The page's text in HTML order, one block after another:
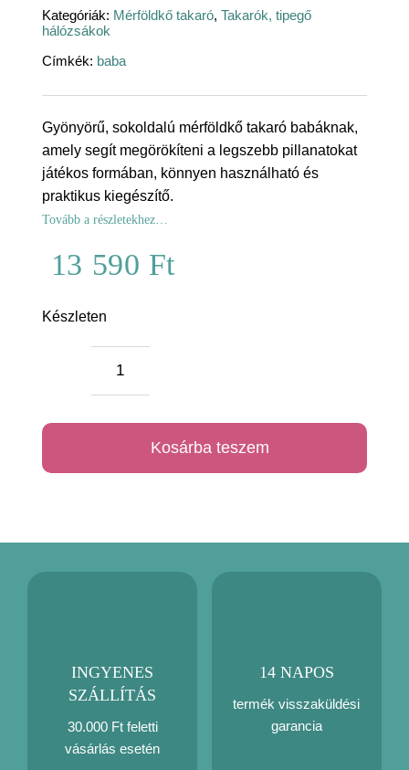
Kategóriák: Mérföldkő takaró, Takarók, tipegő
hálózsákok
Címkék: baba
Gyönyörű, sokoldalú mérföldkő takaró babáknak,
amely segít megörökíteni a legszebb pillanatokat
játékos formában, könnyen használható és
praktikus kiegészítő.
Tovább a részletekhez…
13 590 Ft
Készleten
mentaKosárba teszem
INGYENES
SZÁLLÍTÁS
30.000 Ft feletti
vásárlás esetén
14 NAPOS
termék visszaküldési
garancia